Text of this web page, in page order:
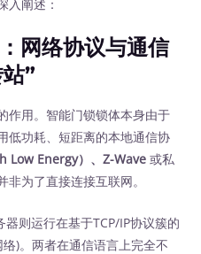
入阐述：
网络协议与通信
”
用。智能门锁锁体本身由于
低功耗、短距离的本地通信协
Low Energy）、Z-Wave 或私
为了直接连接互联网。
则运行在基于TCP/IP协议簇的
)。两者在通信语言上完全不